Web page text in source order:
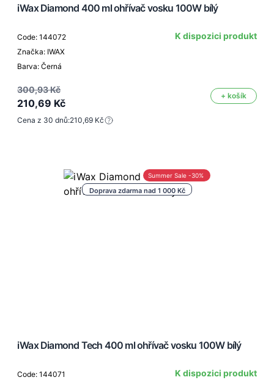
iWax Diamond 400 ml ohřívač vosku 100W bílý
Code: 144072
Značka: IWAX
Barva: Černá
K dispozici produkt
300,93 Kč
210,69 Kč
+ košík
Cena z 30 dnů:210,69 Kč
Doprava zdarma nad 1 000 Kč
Summer Sale -30%
iWax Diamond Tech 400 ml ohřívač vosku 100W bílý
Code: 144071
K dispozici produkt